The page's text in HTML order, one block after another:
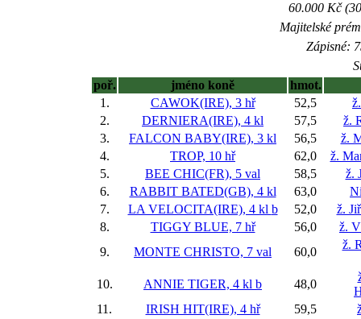
60.000 Kč
Majitelské
Zápisné:
poř.
jméno koně
hmot.
1.
CAWOK(IRE), 3 hř 52,5
2.
DERNIERA(IRE), 4 kl 57,5
ž.
3.
FALCON BABY(IRE), 3 kl 56,5
ž.
4.
TROP, 10 hř 62,0
ž.
5.
BEE CHIC(FR), 5 val 58,5
ž.
6.
RABBIT BATED(GB), 4 kl 63,0
7.
LA VELOCITA(IRE), 4 kl b 52,0
ž.
8.
TIGGY BLUE, 7 hř 56,0
ž.
9.
MONTE CHRISTO, 7 val 60,0
ž.
10. ANNIE TIGER, 4 kl b 48,0
11.
IRISH HIT(IRE), 4 hř 59,5